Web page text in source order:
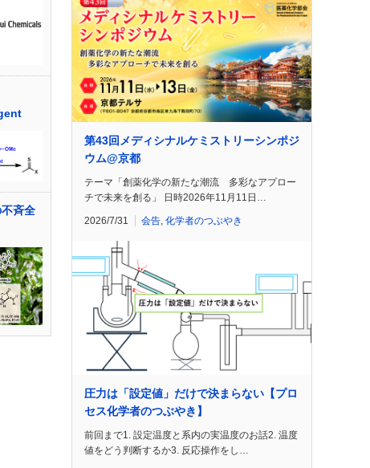
斉全
第43回メディシナルケミストリーシンポジ
ウム@京都
テーマ「創薬化学の新たな潮流 多彩なアプロー
チで未来を創る」 日時2026年11月11日…
2026/7/31 会告, 化学者のつぶやき
圧力は「設定値」だけで決まらない【プロ
セス化学者のつぶやき】
前回まで1. 設定温度と系内の実温度のお話2. 温度
値をどう判断するか3. 反応操作をし…